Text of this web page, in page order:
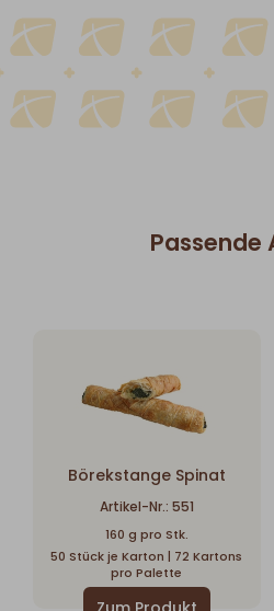
Passende
Börekstange Spinat
Artikel-Nr.: 551
160 g pro Stk.
50 Stück je Karton | 72 Kartons
pro Palette